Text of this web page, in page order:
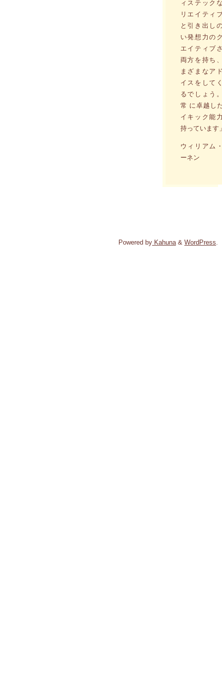
ィステック
リエイティ
と引き出し
い発想力の
エイティブ
両方を持ち
まざまなア
イスをして
るでしょう
常 に卓越し
イキック能
持っています
ウィリアム
ーネン
Powered by Kahuna& WordPress.